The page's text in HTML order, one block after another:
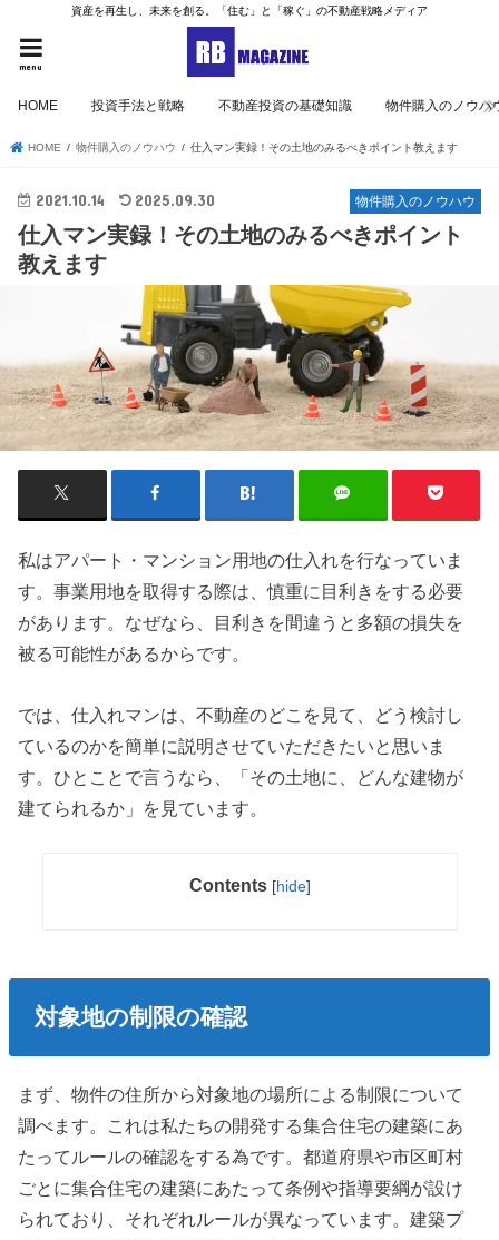
資産を再生し、未来を創る。「住む」と「稼ぐ」の不動産戦略メディア
menu
HOME 投資手法と戦略 不動産投資の基礎知識 物件購入のノウハ
HOME 物件購入のノウハウ 仕入マン実録！その土地のみるべきポイント教えます
物件購入のノウハウ
2021.10.14 2025.09.30
仕入マン実録！その土地のみるべきポイント
教えます
私はアパート・マンション用地の仕入れを行なっていま
す。事業用地を取得する際は、慎重に目利きをする必要
があります。なぜなら、目利きを間違うと多額の損失を
被る可能性があるからです。
では、仕入れマンは、不動産のどこを見て、どう検討し
ているのかを簡単に説明させていただきたいと思いま
す。ひとことで言うなら、「その土地に、どんな建物が
建てられるか」を見ています。
Contents [hide]
対象地の制限の確認
まず、物件の住所から対象地の場所による制限について
調べます。これは私たちの開発する集合住宅の建築にあ
たってルールの確認をする為です。都道府県や市区町村
ごとに集合住宅の建築にあたって条例や指導要綱が設け
られており、それぞれルールが異なっています。建築プ